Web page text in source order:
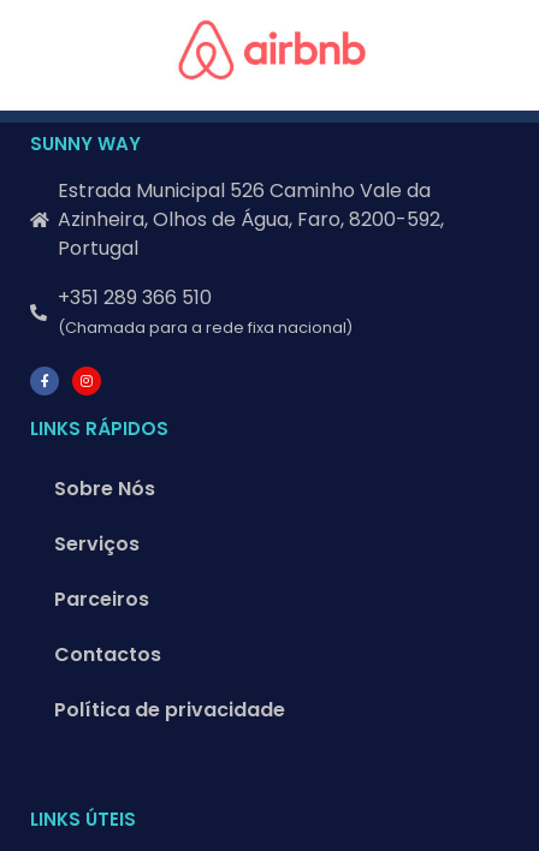
SUNNY WAY
Estrada Municipal 526 Caminho Vale da
Azinheira, Olhos de Água, Faro, 8200-592,
Portugal
+351 289 366 510
(Chamada para a rede fixa nacional)
LINKS RÁPIDOS
Sobre Nós
Serviços
Parceiros
Contactos
Política de privacidade
LINKS ÚTEIS